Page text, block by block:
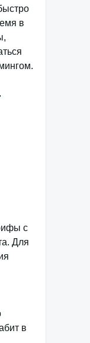
в
с
Для
в